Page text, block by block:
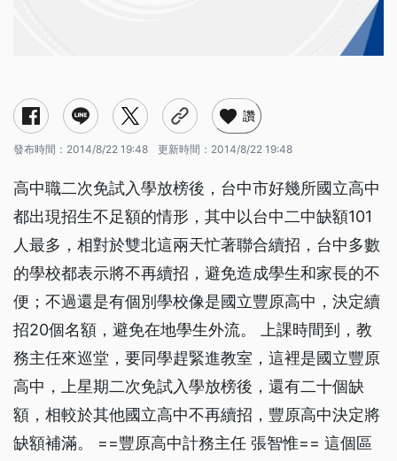
讚
發布時間： 2014/8/22 19:48 更新時間： 2014/8/22 19:48
高中職二次免試入學放榜後，台中市好幾所國立高中
都出現招生不足額的情形，其中以台中二中缺額101
人最多，相對於雙北這兩天忙著聯合續招，台中多數
的學校都表示將不再續招，避免造成學生和家長的不
便；不過還是有個別學校像是國立豐原高中，決定續
招20個名額，避免在地學生外流。 上課時間到，教
務主任來巡堂，要同學趕緊進教室，這裡是國立豐原
高中，上星期二次免試入學放榜後，還有二十個缺
額，相較於其他國立高中不再續招，豐原高中決定將
缺額補滿。 ==豐原高中計務主任 張智惟== 這個區